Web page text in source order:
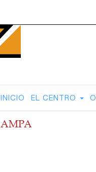
INICIO EL CENTRO
AMPA